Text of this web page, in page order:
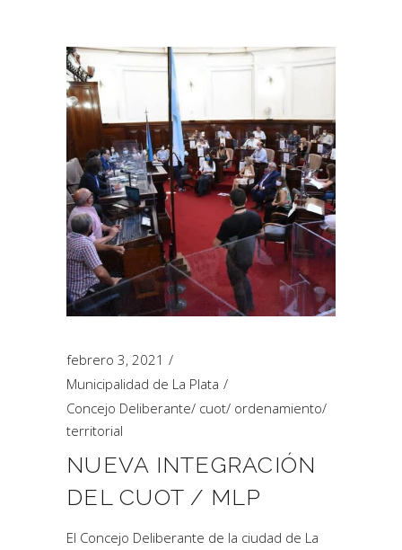
febrero 3, 2021
Municipalidad de La Plata
Concejo Deliberante/ cuot/ ordenamiento/
territorial
NUEVA INTEGRACIÓN
DEL CUOT / MLP
El Concejo Deliberante de la ciudad de La